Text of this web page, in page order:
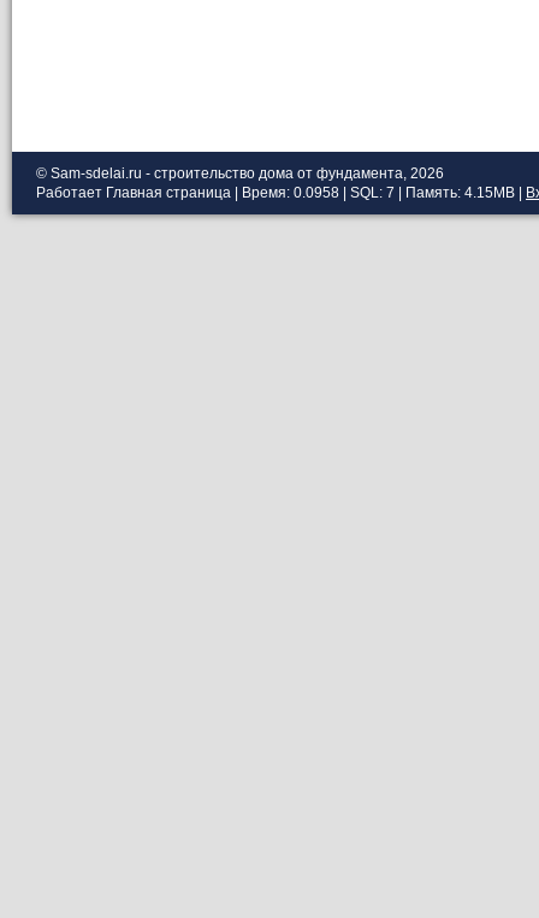
© Sam-sdelai.ru - строительство дома от фундамента, 2026
Работает Главная страница | Время: 0.0958 | SQL: 7 | Память: 4.15MB